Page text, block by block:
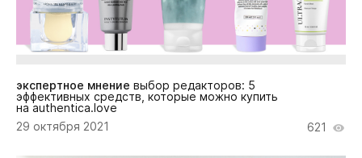
экспертное мнение выбор редакторов: 5
эффективных средств, которые можно купить
на authentica.love
29 октября 2021
621